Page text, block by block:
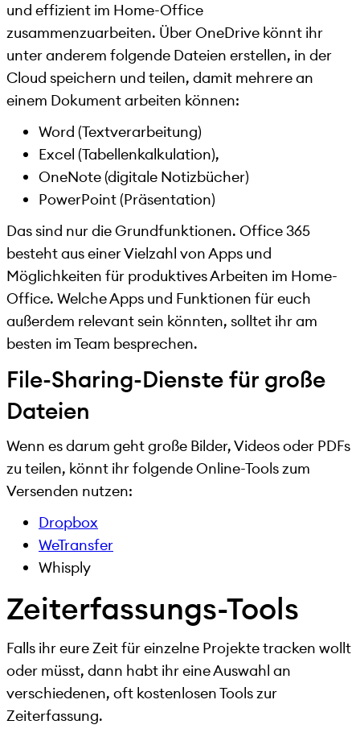
und effizient im Home-Office
zusammenzuarbeiten. Über OneDrive könnt ihr
unter anderem folgende Dateien erstellen, in der
Cloud speichern und teilen, damit mehrere an
einem Dokument arbeiten können:
Word (Textverarbeitung)
Excel (Tabellenkalkulation),
OneNote (digitale Notizbücher)
PowerPoint (Präsentation)
Das sind nur die Grundfunktionen. Office 365
besteht aus einer Vielzahl von Apps und
Möglichkeiten für produktives Arbeiten im Home-
Office. Welche Apps und Funktionen für euch
außerdem relevant sein könnten, solltet ihr am
besten im Team besprechen.
File-Sharing-Dienste für große
Dateien
Wenn es darum geht große Bilder, Videos oder PDFs
zu teilen, könnt ihr folgende Online-Tools zum
Versenden nutzen:
Dropbox
WeTransfer
Whisply
Zeiterfassungs-Tools
Falls ihr eure Zeit für einzelne Projekte tracken wollt
oder müsst, dann habt ihr eine Auswahl an
verschiedenen, oft kostenlosen Tools zur
Zeiterfassung.